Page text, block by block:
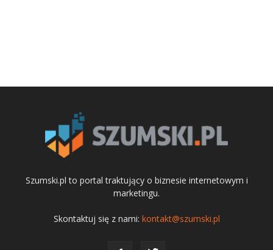
Szumski.pl to portal traktujący o biznesie internetowym i
marketingu.
Skontaktuj się z nami: kontakt@szumski.pl